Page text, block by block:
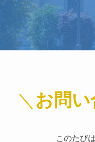
＼ お問
このたび